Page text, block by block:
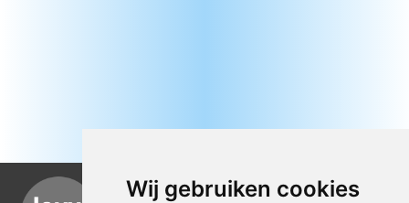
Wij gebruiken cookies